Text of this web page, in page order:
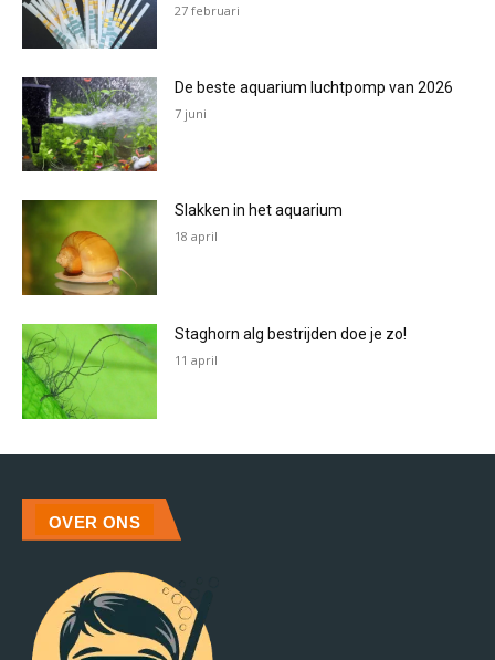
27 februari
De beste aquarium luchtpomp van 2026
7 juni
Slakken in het aquarium
18 april
Staghorn alg bestrijden doe je zo!
11 april
OVER ONS